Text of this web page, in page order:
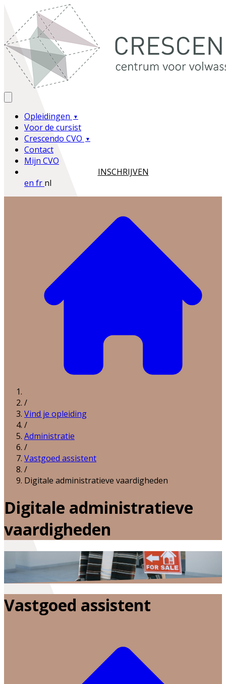
Opleidingen
Voor de cursist
Crescendo CVO
Contact
Mijn CVO
INSCHRIJVEN
en fr nl
/
Vind je opleiding
/
Administratie
/
Vastgoed assistent
/
Digitale administratieve vaardigheden
Digitale administratieve
vaardigheden
Vastgoed assistent